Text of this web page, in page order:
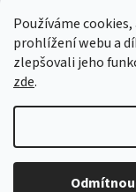
Používáme
prohlížení webu a
zlepšovali jeho
zde.
Nejlepší deskové
18.6.2026
Copyright 2026HRAS